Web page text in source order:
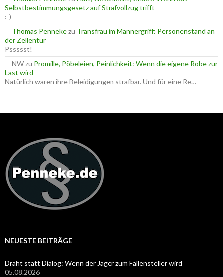
Selbstbestimmungsgesetz auf Strafvollzug trifft
:-)
Thomas Pennekezu Transfrau im Männergriff: Personenstand an
der Zellentür
Pssssst!
NWzu Promille, Pöbeleien, Peinlichkeit: Wenn die eigene Robe zur
Last wird
Natürlich waren ihre Beleidigungen strafbar. Und für eine Re…
NEUESTE BEITRÄGE
Draht statt Dialog: Wenn der Jäger zum Fallensteller wird
05.08.2026